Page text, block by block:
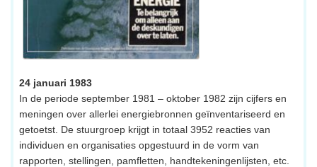
24 januari 1983
In de periode september 1981 – oktober 1982 zijn cijfers en
meningen over allerlei energiebronnen geïnventariseerd en
getoetst. De stuurgroep krijgt in totaal 3952 reacties van
individuen en organisaties opgestuurd in de vorm van
rapporten, stellingen, pamfletten, handtekeningenlijsten, etc.